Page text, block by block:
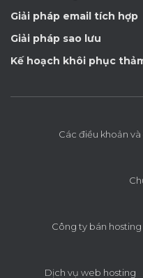
Giải pháp email tích hợp
Giải pháp sao lưu
Kế hoạch khôi phục
Các điều khoản và
Công ty bán
Dịch vụ web hosting